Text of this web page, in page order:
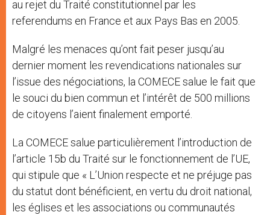
au rejet du Traité constitutionnel par les
referendums en France et aux Pays Bas en 2005.
Malgré les menaces qu’ont fait peser jusqu’au
dernier moment les revendications nationales sur
l’issue des négociations, la COMECE salue le fait que
le souci du bien commun et l’intérêt de 500 millions
de citoyens l’aient finalement emporté.
La COMECE salue particulièrement l’introduction de
l’article 15b du Traité sur le fonctionnement de l’UE,
qui stipule que « L’Union respecte et ne préjuge pas
du statut dont bénéficient, en vertu du droit national,
les églises et les associations ou communautés